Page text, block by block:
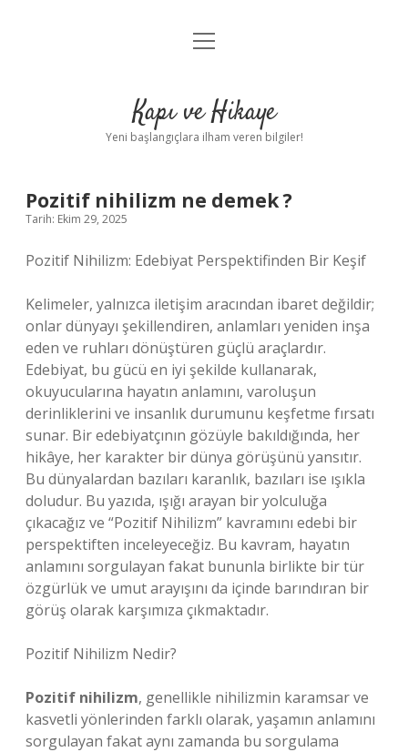
Anasayfa
Yasal Uyarı
menüyü
Kapı ve Hikaye
Yeni başlangıçlara ilham veren bilgiler!
Pozitif nihilizm ne demek ?
Tarih: Ekim 29, 2025
Pozitif Nihilizm: Edebiyat Perspektifinden Bir Keşif
Kelimeler, yalnızca iletişim aracından ibaret değildir;
onlar dünyayı şekillendiren, anlamları yeniden inşa
eden ve ruhları dönüştüren güçlü araçlardır.
Edebiyat, bu gücü en iyi şekilde kullanarak,
okuyucularına hayatın anlamını, varoluşun
derinliklerini ve insanlık durumunu keşfetme fırsatı
sunar. Bir edebiyatçının gözüyle bakıldığında, her
hikâye, her karakter bir dünya görüşünü yansıtır.
Bu dünyalardan bazıları karanlık, bazıları ise ışıkla
doludur. Bu yazıda, ışığı arayan bir yolculuğa
çıkacağız ve “Pozitif Nihilizm” kavramını edebi bir
perspektiften inceleyeceğiz. Bu kavram, hayatın
anlamını sorgulayan fakat bununla birlikte bir tür
özgürlük ve umut arayışını da içinde barındıran bir
görüş olarak karşımıza çıkmaktadır.
Pozitif Nihilizm Nedir?
Pozitif nihilizm, genellikle nihilizmin karamsar ve
kasvetli yönlerinden farklı olarak, yaşamın anlamını
sorgulayan fakat aynı zamanda bu sorgulama